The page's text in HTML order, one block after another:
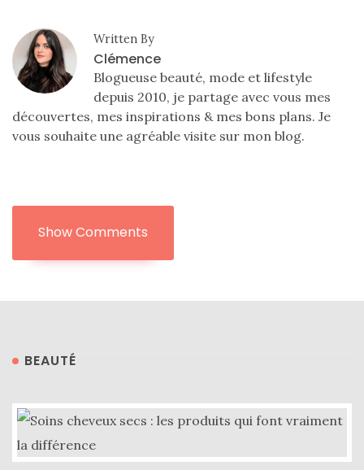
Written By
Clémence
Blogueuse beauté, mode et lifestyle
depuis 2010, je partage avec vous mes
découvertes, mes inspirations & mes bons plans. Je
vous souhaite une agréable visite sur mon blog.
Show Comments
BEAUTÉ